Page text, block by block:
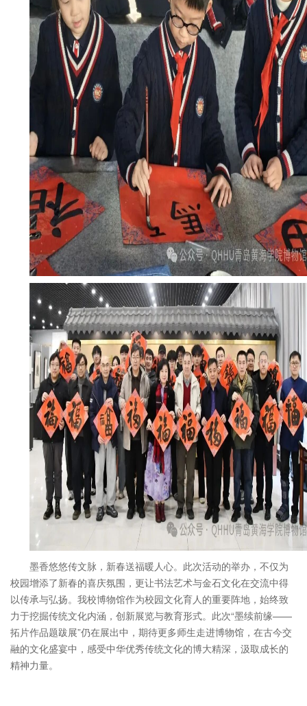
墨香悠悠传文脉，新春送福暖人心。此次活动的举办，不仅为
校园增添了新春的喜庆氛围，更让书法艺术与金石文化在交流中得
以传承与弘扬。我校博物馆作为校园文化育人的重要阵地，始终致
力于挖掘传统文化内涵，创新展览与教育形式。此次“墨续前缘——
拓片作品题跋展”仍在展出中，期待更多师生走进博物馆，在古今交
融的文化盛宴中，感受中华优秀传统文化的博大精深，汲取成长的
精神力量。